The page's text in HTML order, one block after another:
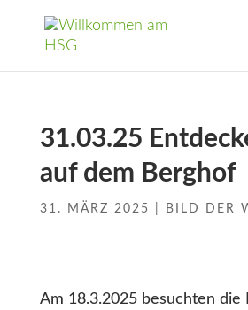
31.03.25
auf dem Berghof
31. MÄRZ 2025 BILD DER
Am 18.3.2025 besuchten die